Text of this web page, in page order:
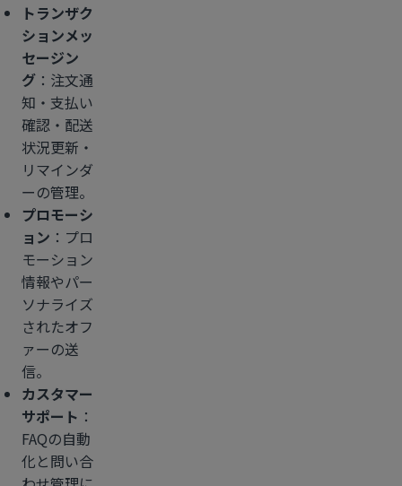
トランザク
ションメッ
セージン
グ ：注文通
知・支払い
確認・配送
状況更新・
リマインダ
ーの管理。
プロモーシ
ョン ：プロ
モーション
情報やパー
ソナライズ
されたオフ
ァーの送
信。
カスタマー
サポート ：
FAQの自動
化と問い合